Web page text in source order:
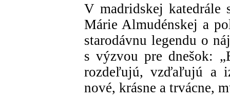
V madridskej katedrále
Márie Almudénskej a
starodávnu legendu o
s výzvou pre dnešok:
rozdeľujú, vzďaľujú a
nové, krásne a trvácne,